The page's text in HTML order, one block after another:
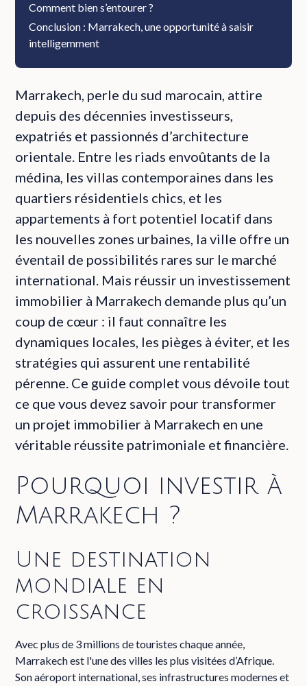
Comment bien s’entourer ?
Conclusion : Marrakech, une opportunité à saisir
intelligemment
Marrakech, perle du sud marocain, attire
depuis des décennies investisseurs,
expatriés et passionnés d’architecture
orientale. Entre les riads envoûtants de la
médina, les villas contemporaines dans les
quartiers résidentiels chics, et les
appartements à fort potentiel locatif dans
les nouvelles zones urbaines, la ville offre un
éventail de possibilités rares sur le marché
international. Mais réussir un investissement
immobilier à Marrakech demande plus qu’un
coup de cœur : il faut connaître les
dynamiques locales, les pièges à éviter, et les
stratégies qui assurent une rentabilité
pérenne. Ce guide complet vous dévoile tout
ce que vous devez savoir pour transformer
un projet immobilier à Marrakech en une
véritable réussite patrimoniale et financière.
Pourquoi investir à
Marrakech ?
Une destination
mondiale en
croissance
Avec plus de 3 millions de touristes chaque année,
Marrakech est l'une des villes les plus visitées d’Afrique.
Son aéroport international, ses infrastructures modernes et